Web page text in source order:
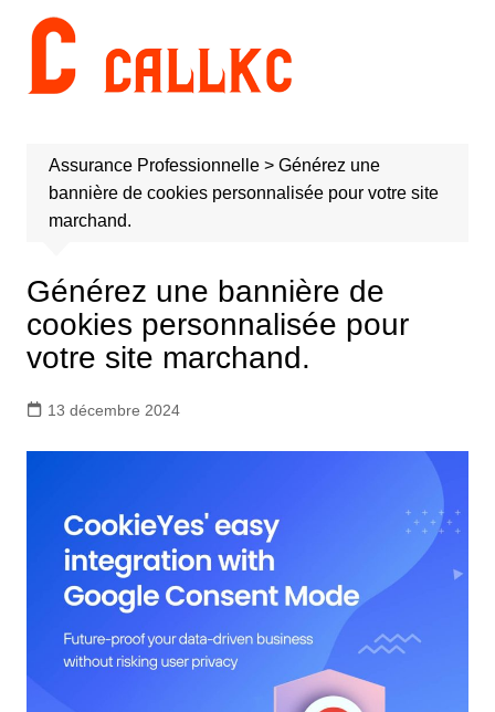
contenu
Assurance Professionnelle> Générez une
bannière de cookies personnalisée pour votre site
marchand.
Générez une bannière de
cookies personnalisée pour
votre site marchand.
13 décembre 2024